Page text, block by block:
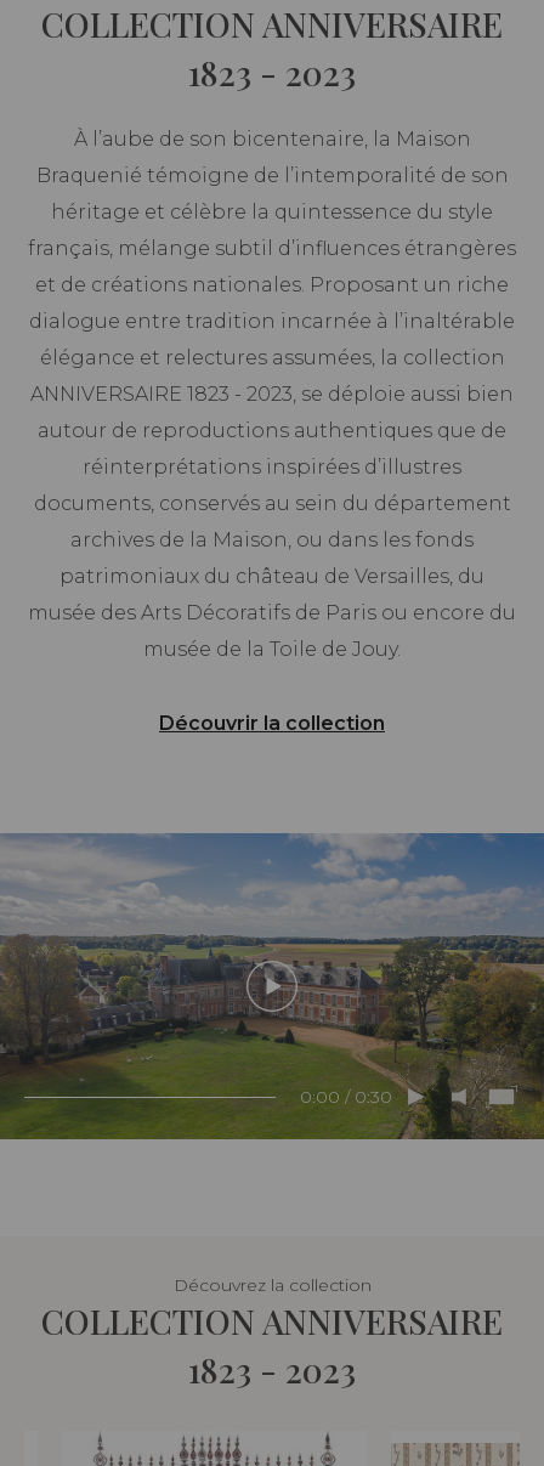
COLLECTION ANNIVERSAIRE
1823 - 2023
À l’aube de son bicentenaire, la Maison
Braquenié témoigne de l’intemporalité de son
héritage et célèbre la quintessence du style
français, mélange subtil d’influences étrangères
et de créations nationales. Proposant un riche
dialogue entre tradition incarnée à l’inaltérable
élégance et relectures assumées, la collection
ANNIVERSAIRE 1823 - 2023, se déploie aussi bien
autour de reproductions authentiques que de
réinterprétations inspirées d’illustres
documents, conservés au sein du département
archives de la Maison, ou dans les fonds
patrimoniaux du château de Versailles, du
musée des Arts Décoratifs de Paris ou encore du
musée de la Toile de Jouy.
Découvrir la collection
0:00 / 0:30
Découvrez la collection
COLLECTION ANNIVERSAIRE
1823 - 2023